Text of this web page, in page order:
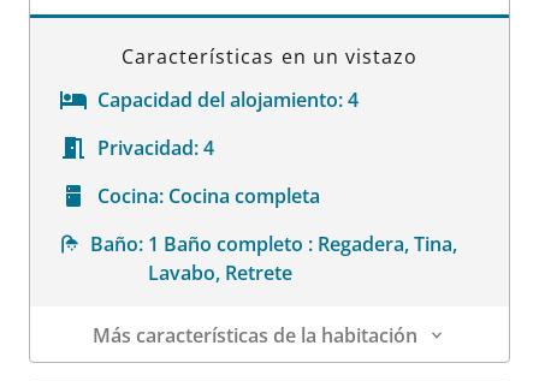
Características en un vistazo
Capacidad del alojamiento:4
Privacidad:4
Cocina: Cocina completa
Baño: 1 Baño completo : Regadera, Tina,
Lavabo, Retrete
Más características de la habitación